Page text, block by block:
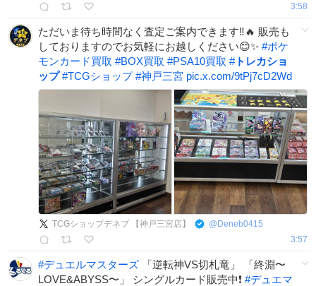
3:58
ただいま待ち時間なく査定ご案内できます‼️🔥 販売も
しておりますのでお気軽にお越しください😊✨ #ポケ
モンカード買取 #BOX買取 #PSA10買取 #トレカショ
ップ #TCGショップ #神戸三宮 pic.x.com/9tPj7cD2Wd
TCGショップデネブ 【神戸三宮店】 @ Deneb0415
3:57
#デュエルマスターズ 「逆転神VS切札竜」 「終淵〜
LOVE&ABYSS〜」 シングルカード販売中❗️ #デュエマ